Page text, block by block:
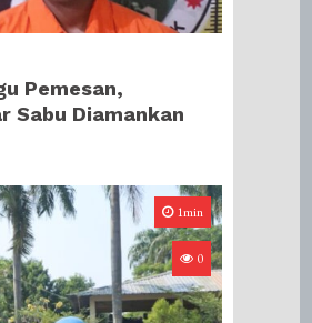
Pemesan,
Sabu Diamankan
1min
0